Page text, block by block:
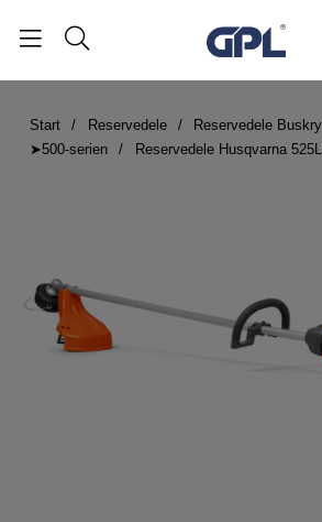
Start Reservedele
Reservedele
➤500-serien
Reservedele Husqvarna